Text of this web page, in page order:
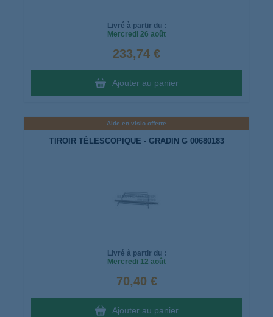
Livré à partir du :
Mercredi 26 août
233,74 €
Ajouter au panier
Aide en visio offerte
TIROIR TÉLESCOPIQUE - GRADIN G 00680183
Livré à partir du :
Mercredi 12 août
70,40 €
Ajouter au panier